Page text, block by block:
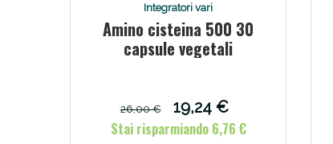
Integratori vari
Amino cisteina 500 30
capsule vegetali
26,00 €
19,24 €
Stai risparmiando 6,76 €